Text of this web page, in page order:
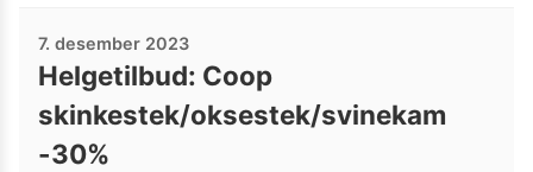
7. desember 2023
Helgetilbud: Coop
skinkestek/oksestek/svinekam
-30%